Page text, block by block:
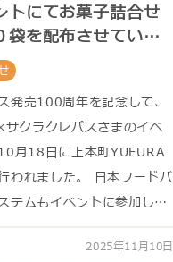
トにてお菓子詰合せ
袋を配布させていた
た
発売100周年を記念して、
クラクレパスさまのイベ
月18日に上本町YUFURA
われました。 日本フードバ
テムもイベントに参加し、
2025年11月10日